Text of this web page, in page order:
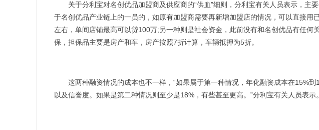
关于分利宝对名创优品加盟商及供应商的“供血”细则，分利宝有关人员表示，主
于名创优品产业链上的一员的，如原有加盟商需要再新增加盟店的情况，可以直接用
左右，单间店铺最高可以贷100万;另一种则是社会资金，此前没有和名创优品有任何
保，担保品主要是房产和车，房产按照7折计算，车辆抵押为5折。
这两种融资情况的成本也不一样，“如果属于第一种情况，年化融资成本在15%到
以及信誉度。如果是第二种情况则至少是18%，有些甚至更高。”分利宝有关人员表示。